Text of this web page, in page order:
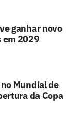
ganhar novo
em 2029
Mundial de
da Copa